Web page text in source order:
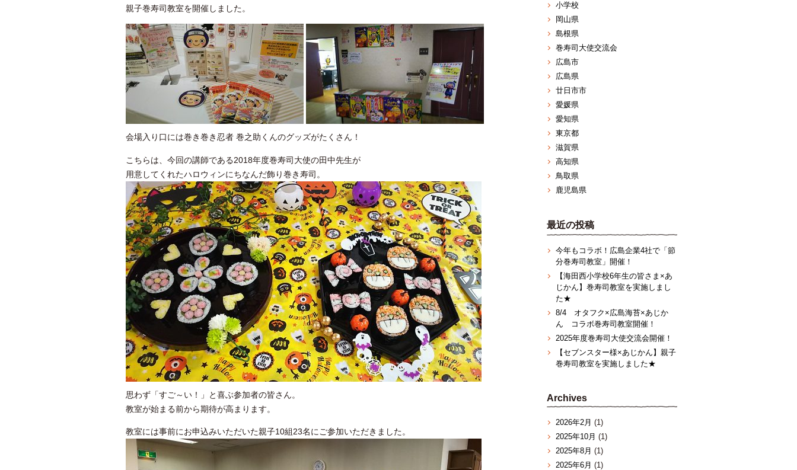
親子巻寿司教室を開催しました。
会場入り口には巻き巻き忍者 巻之助くんのグッズがたくさん！
こちらは、今回の講師である2018年度巻寿司大使の田中先生が
用意してくれたハロウィンにちなんだ飾り巻き寿司。
思わず「すご～い！」と喜ぶ参加者の皆さん。
教室が始まる前から期待が高まります。
教室には事前にお申込みいただいた親子10組23名にご参加いただきました。
小学校
岡山県
島根県
巻寿司大使交流会
広島市
広島県
廿日市市
愛媛県
愛知県
東京都
滋賀県
高知県
鳥取県
鹿児島県
最近の投稿
今年もコラボ！広島企業4社で「節
分巻寿司教室」開催！
【海田西小学校6年生の皆さま×あ
じかん】巻寿司教室を実施しまし
た★
8/4 オタフク×広島海苔×あじか
ん コラボ巻寿司教室開催！
2025年度巻寿司大使交流会開催！
【セブンスター様×あじかん】親子
巻寿司教室を実施しました★
Archives
2026年2月 (1)
2025年10月 (1)
2025年8月 (1)
2025年6月 (1)